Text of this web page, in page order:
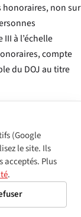
honoraires, non sur
à l’échelle
compte
du DOJ au titre
Education and
et la
par un contre-
recours en
affaire Titre III
supprimez
(Google
le site. Ils
acceptés. Plus
.